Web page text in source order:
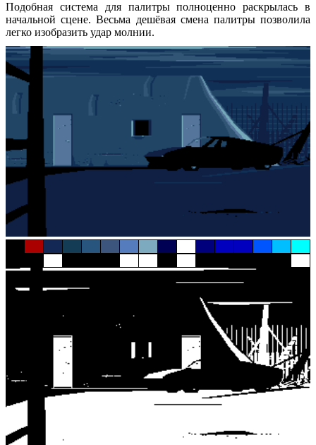
Подобная система для палитры полноценно раскрылась в
начальной сцене. Весьма дешёвая смена палитры позволила
легко изобразить удар молнии.